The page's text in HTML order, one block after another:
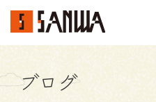
イベント・見学会
ブログ